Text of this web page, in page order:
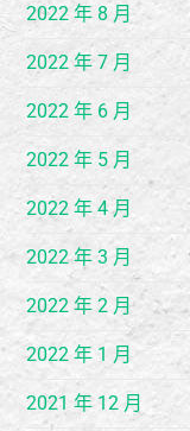
2022 年 8 月
2022 年 7 月
2022 年 6 月
2022 年 5 月
2022 年 4 月
2022 年 3 月
2022 年 2 月
2022 年 1 月
2021 年 12 月